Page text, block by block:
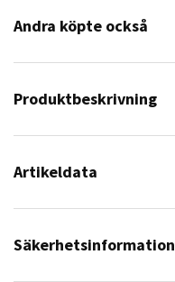
Andra köpte också
Produktbeskrivning
Artikeldata
Säkerhetsinformation